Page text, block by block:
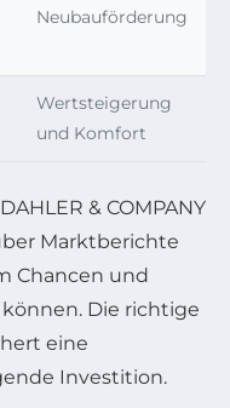
Neubauförderung
Wertsteigerung
und Komfort
& COMPANY
Marktberichte
Chancen und
Die richtige
eine
Investition.